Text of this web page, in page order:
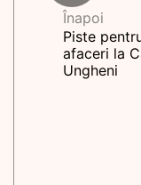
Înapoi
Piste
afaceri la
Ungheni